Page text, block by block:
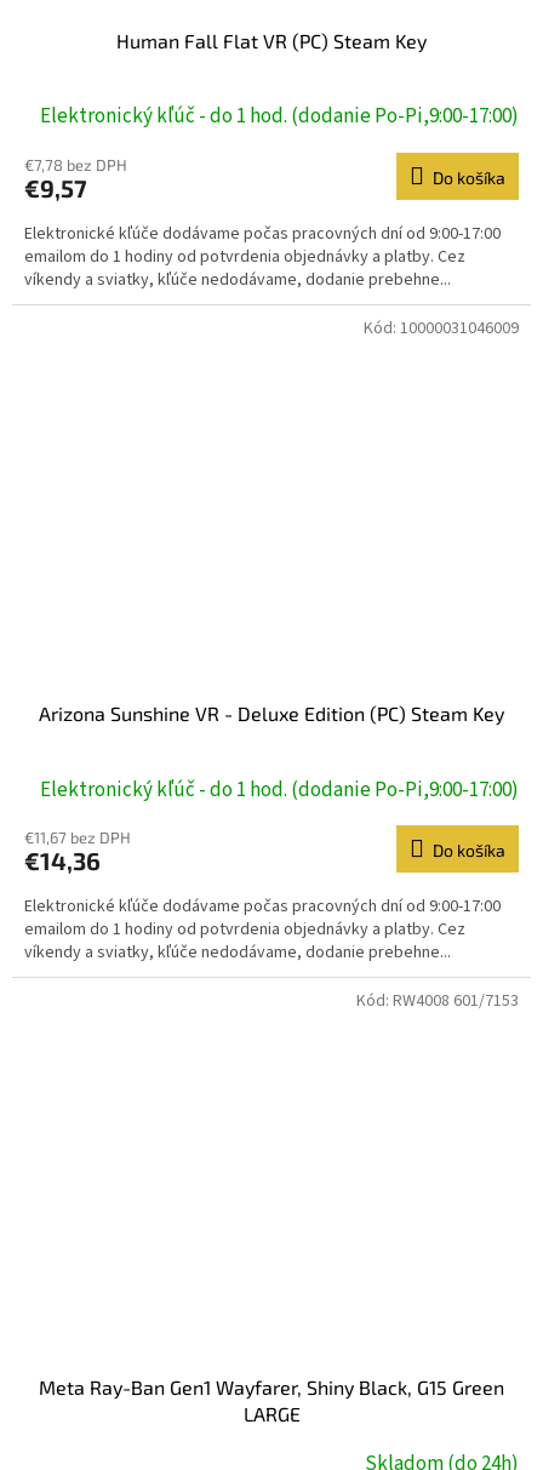
Human Fall Flat VR (PC) Steam Key
Elektronický kľúč - do 1 hod. (dodanie Po-Pi,9:00-17:00)
€7,78 bez DPH
€9,57 Do košíka
Elektronické kľúče dodávame počas pracovných dní od 9:00-17:00
emailom do 1 hodiny od potvrdenia objednávky a platby. Cez
víkendy a sviatky, kľúče nedodávame, dodanie prebehne...
Arizona Sunshine VR - Deluxe Edition (PC) Steam Key
Elektronický kľúč - do 1 hod. (dodanie Po-Pi,9:00-17:00)
€11,67 bez DPH
€14,36 Do košíka
Elektronické kľúče dodávame počas pracovných dní od 9:00-17:00
emailom do 1 hodiny od potvrdenia objednávky a platby. Cez
víkendy a sviatky, kľúče nedodávame, dodanie prebehne...
Kód: 10000031046009
Meta Ray-Ban Gen1 Wayfarer, Shiny Black, G15 Green
LARGE
Skladom (do 24h)
Kód: RW4008 601/7153